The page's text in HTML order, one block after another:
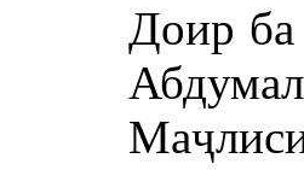
Доир ба